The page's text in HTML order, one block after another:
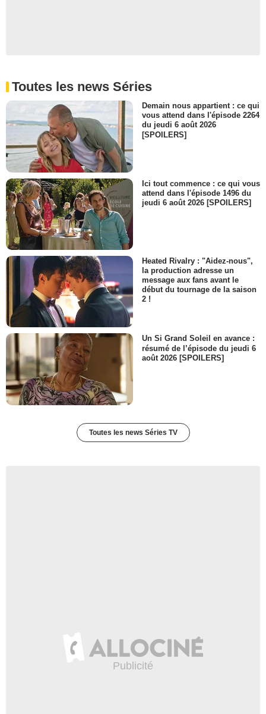
Toutes les news Séries
Demain nous appartient : ce qui
vous attend dans l'épisode 2264
du jeudi 6 août 2026
[SPOILERS]
Ici tout commence : ce qui vous
attend dans l'épisode 1496 du
jeudi 6 août 2026 [SPOILERS]
Heated Rivalry : "Aidez-nous",
la production adresse un
message aux fans avant le
début du tournage de la saison
2 !
Un Si Grand Soleil en avance :
résumé de l’épisode du jeudi 6
août 2026 [SPOILERS]
Toutes les news Séries TV